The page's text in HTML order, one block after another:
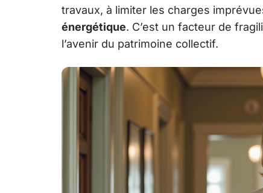
travaux, à limiter les charges
énergétique. C’est un facteur de
l’avenir du patrimoine collectif.